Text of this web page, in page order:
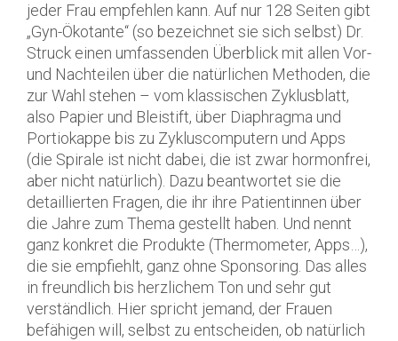
jeder Frau empfehlen kann. Auf nur 128 Seiten gibt
„Gyn-Ökotante“ (so bezeichnet sie sich selbst) Dr.
Struck einen umfassenden Überblick mit allen Vor-
und Nachteilen über die natürlichen Methoden, die
zur Wahl stehen – vom klassischen Zyklusblatt,
also Papier und Bleistift, über Diaphragma und
Portiokappe bis zu Zykluscomputern und Apps
(die Spirale ist nicht dabei, die ist zwar hormonfrei,
aber nicht natürlich). Dazu beantwortet sie die
detaillierten Fragen, die ihr ihre Patientinnen über
die Jahre zum Thema gestellt haben. Und nennt
ganz konkret die Produkte (Thermometer, Apps…),
die sie empfiehlt, ganz ohne Sponsoring. Das alles
in freundlich bis herzlichem Ton und sehr gut
verständlich. Hier spricht jemand, der Frauen
befähigen will, selbst zu entscheiden, ob natürlich